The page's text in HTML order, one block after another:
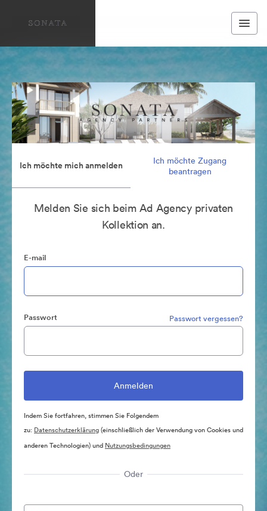
Ich möchte mich anmelden
Ich möchte Zugang
beantragen
Melden Sie sich beim Ad Agency privaten
Kollektion an.
E-mail
Passwort Passwort vergessen?
Indem Sie fortfahren, stimmen Sie Folgendem
zu: Datenschutzerklärung(einschließlich der Verwendung von Cookies und
anderen Technologien) und Nutzungsbedingungen
Oder